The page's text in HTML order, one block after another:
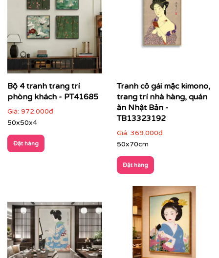
Bộ 4 tranh trang trí
phòng khách - PT41685
Giá: 972.000đ
50x50x4
Đặt hàng
Tranh cô gái mặc kimono,
trang trí nhà hàng, quán
ăn Nhật Bản -
TB13323192
Giá: 369.000đ
50x70cm
Đặt hàng